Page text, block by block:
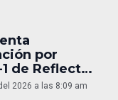
por
de Reflect
2026 a las 8:09 am